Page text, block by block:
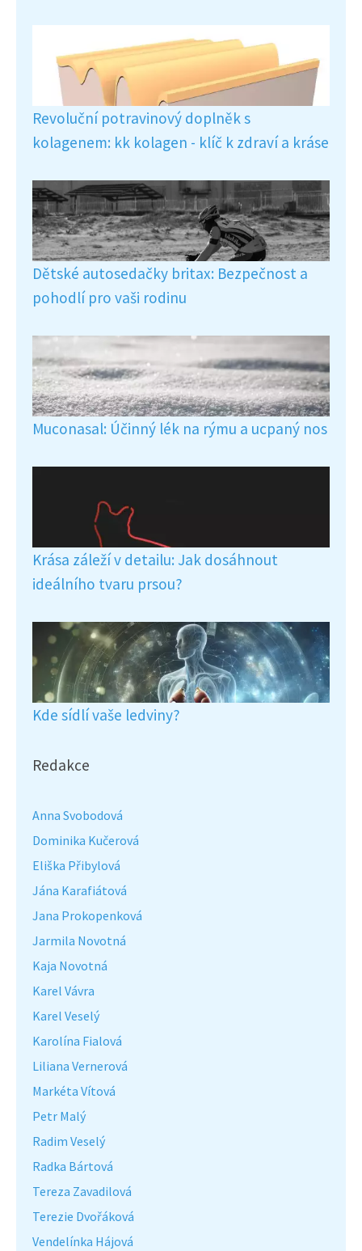
Revoluční potravinový doplněk s
kolagenem: kk kolagen - klíč k zdraví a kráse
Dětské autosedačky britax: Bezpečnost a
pohodlí pro vaši rodinu
Muconasal: Účinný lék na rýmu a ucpaný nos
Krása záleží v detailu: Jak dosáhnout
ideálního tvaru prsou?
Kde sídlí vaše ledviny?
Redakce
Anna Svobodová
Dominika Kučerová
Eliška Přibylová
Jána Karafiátová
Jana Prokopenková
Jarmila Novotná
Kaja Novotná
Karel Vávra
Karel Veselý
Karolína Fialová
Liliana Vernerová
Markéta Vítová
Petr Malý
Radim Veselý
Radka Bártová
Tereza Zavadilová
Terezie Dvořáková
Vendelínka Hájová